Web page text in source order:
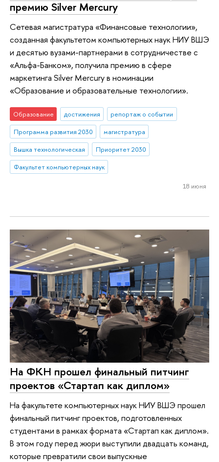
премию Silver Mercury
Сетевая магистратура «Финансовые технологии»,
созданная факультетом компьютерных наук НИУ ВШЭ
и десятью вузами-партнерами в сотрудничестве с
«Альфа-Банком», получила премию в сфере
маркетинга Silver Mercury в номинации
«Образование и образовательные технологии».
Образование достижения
репортаж о событии
Программа развития 2030
магистратура
Вышка технологическая
Приоритет 2030
Факультет компьютерных наук
18 июня
На ФКН прошел финальный питчинг
проектов «Стартап как диплом»
На факультете компьютерных наук НИУ ВШЭ прошел
финальный питчинг проектов, подготовленных
студентами в рамках формата «Стартап как диплом».
В этом году перед жюри выступили двадцать команд,
которые превратили свои выпускные